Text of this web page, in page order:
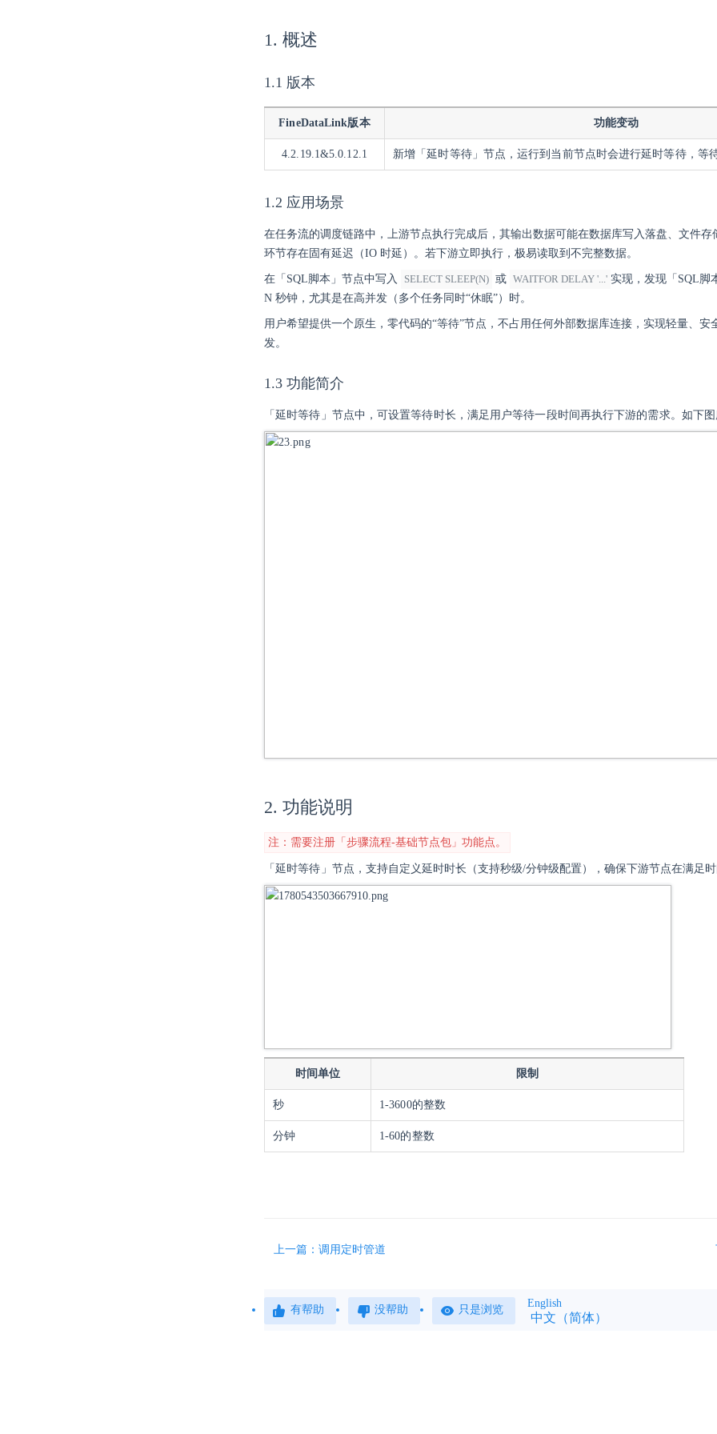
1. 概述
1.1 版本
FineDataLink版本 功能变动
4.2.19.1&5.0.12.1 新增「延时等待」节点，运行到当前节点时会进行延时等待，等
1.2 应用场景
在任务流的调度链路中，上游节点执行完成后，其输出数据可能在数据库写入落盘、文件
环节存在固有延迟（IO 时延）。若下游立即执行，极易读取到不完整数据。
在「SQL脚本」节点中写入 SELECT SLEEP(N) 或 WAITFOR DELAY '...' 实现，发现「SQL脚
N 秒钟，尤其是在高并发（多个任务同时“休眠”）时。
用户希望提供一个原生，零代码的“等待”节点，不占用任何外部数据库连接，实现轻量、安
发。
1.3 功能简介
「延时等待」节点中，可设置等待时长，满足用户等待一段时间再执行下游的需求。如下图
2. 功能说明
注：需要注册「步骤流程-基础节点包 」 功能点。
「延时等待」节点， 支持自定义延时时长（支持秒级/分钟级配置），确保下游节点在满足时
时间单位 限制
秒 1-3600的整数
分钟 1-60的整数
上一篇：调用定时管道
有帮助 没帮助 只是浏览
English
中文（简体）